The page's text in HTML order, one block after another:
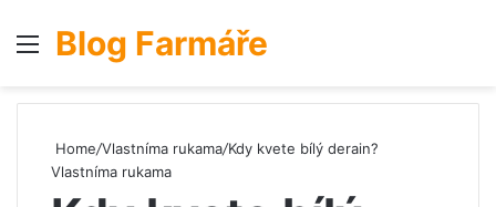
Menu
Blog Farmáře
Home/Vlastníma rukama/Kdy kvete bílý derain?
Vlastníma rukama